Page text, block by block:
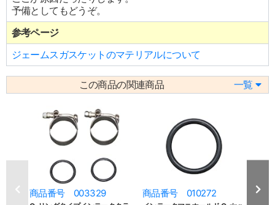
予備としてもどうぞ。
参考ページ
ジェームスガスケットのマテリアルについて
この商品の関連商品 一覧
商品番号 003329 商品番号 010272 商